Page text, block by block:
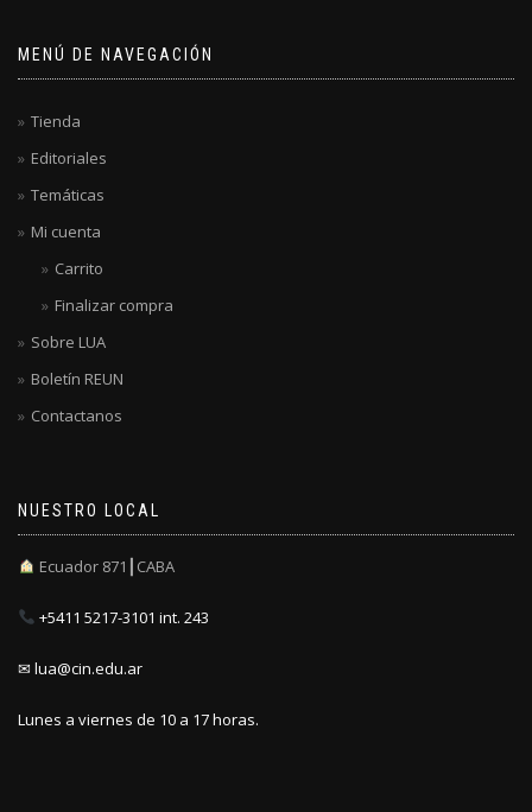
MENÚ DE NAVEGACIÓN
Tienda
Editoriales
Temáticas
Mi cuenta
Carrito
Finalizar compra
Sobre LUA
Boletín REUN
Contactanos
NUESTRO LOCAL
Ecuador 871┃CABA
+5411 5217-3101 int. 243
✉ lua@cin.edu.ar
Lunes a viernes de 10 a 17 horas.